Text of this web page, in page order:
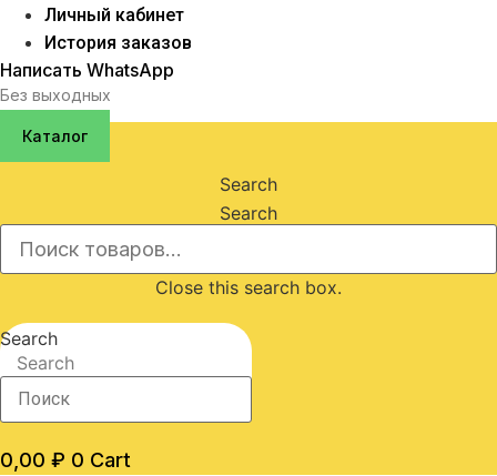
Личный кабинет
История заказов
Написать WhatsApp
Без выходных
Каталог
Search
Search
Close this search box.
Search
Search
0,00 ₽ 0 Cart